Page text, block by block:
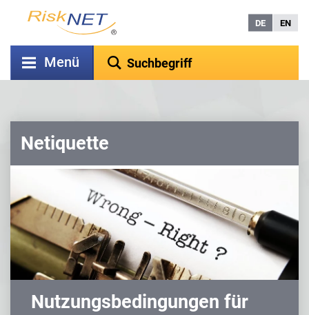
DE EN
Menü
Netiquette
Nutzungsbedingungen für